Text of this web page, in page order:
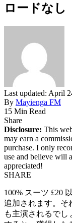
ロードなし
Last updated: April
By Mayienga FM
15 Min Read
Share
Disclosure: This
may earn a
purchase. I only
use and believe will
appreciated!
SHARE
100% スーツ £20
追加されます。そ
も主演されるでし